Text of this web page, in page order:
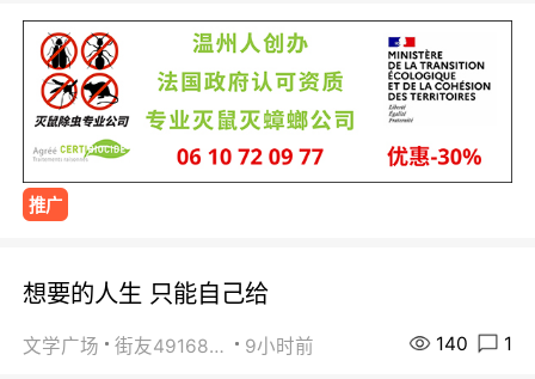
推广
想要的人生 只能自己给
文学广场 街友49168527 9小时前 140 1